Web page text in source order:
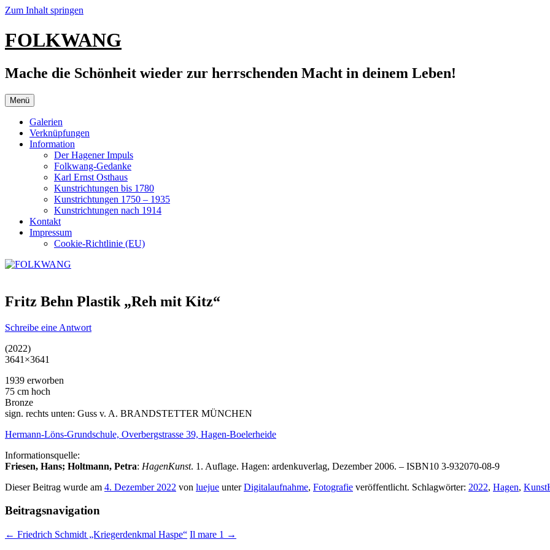
Zum Inhalt springen
FOLKWANG
Mache die Schönheit wieder zur herrschenden Macht in deinem Leben!
Menü
Galerien
Verknüpfungen
Information
Der Hagener Impuls
Folkwang-Gedanke
Karl Ernst Osthaus
Kunstrichtungen bis 1780
Kunstrichtungen 1750 – 1935
Kunstrichtungen nach 1914
Kontakt
Impressum
Cookie-Richtlinie (EU)
Fritz Behn Plastik „Reh mit Kitz“
Schreibe eine Antwort
(2022)
3641×3641
1939 erworben
75 cm hoch
Bronze
sign. rechts unten: Guss v. A. BRANDSTETTER MÜNCHEN
Hermann-Löns-Grundschule, Overbergstrasse 39, Hagen-Boelerheide
Informationsquelle:
Friesen, Hans; Holtmann, Petra: HagenKunst. 1. Auflage. Hagen: ardenkuverlag, Dezember 2006. – ISBN10 3-932070-08-9
Dieser Beitrag wurde am 4. Dezember 2022 von luejue unterDigitalaufnahme, Fotografie veröffentlicht. Schlagwörter: 2022, Hagen,
Beitragsnavigation
← Friedrich Schmidt „Kriegerdenkmal Haspe“ Il mare 1 →